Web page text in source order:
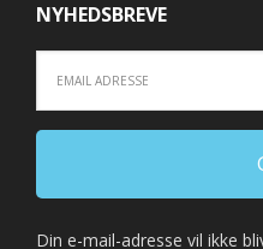
NYHEDSBREVE
Din e-mail-adresse vil ikke